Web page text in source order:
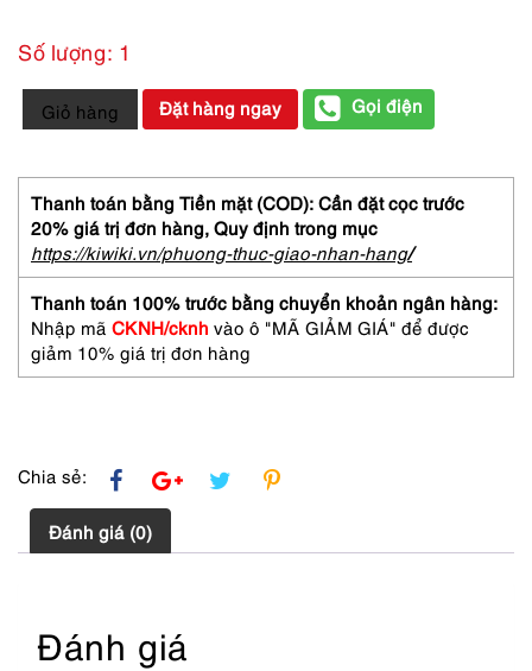
Số lượng: 1
1738-
Ví
ROXY
QUIKSILVER
cloth
wallet
số
lượng
Giỏ hàng Đặt hàng ngay Gọi điện
Thanh toán bằng Tiền mặt (COD): Cần đặt cọc trước
20% giá trị đơn hàng, Quy định trong mục
https://kiwiki.vn/phuong-thuc-giao-nhan-hang/
Thanh toán 100% trước bằng chuyển khoản ngân hàng:
Nhập mã CKNH/cknh vào ô "MÃ GIẢM GIÁ" để được
giảm 10% giá trị đơn hàng
Chia sẻ:
Đánh giá (0)
Đánh giá